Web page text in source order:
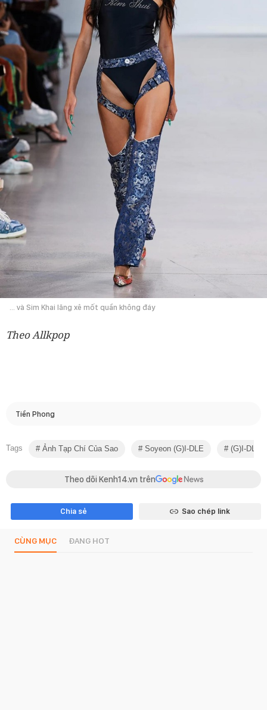
... và Sim Khai lăng xê mốt quần không đáy
Theo Allkpop
Tiền Phong
Tags Ảnh Tạp Chí Của Sao Soyeon (G)I-DLE (G)I-DLE
Theo dõi Kenh14.vn trên
Chia sẻ Sao chép link
CÙNG MỤC ĐANG HOT